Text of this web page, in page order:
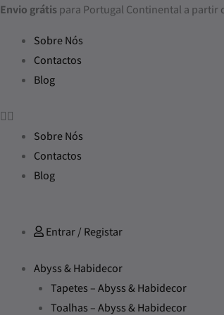
Skip
content
Envio grátispara Portugal Continental a partir
Sobre Nós
Contactos
Blog
Sobre Nós
Contactos
Blog
Entrar / Registar
Abyss & Habidecor
Tapetes – Abyss & Habidecor
Toalhas – Abyss & Habidecor